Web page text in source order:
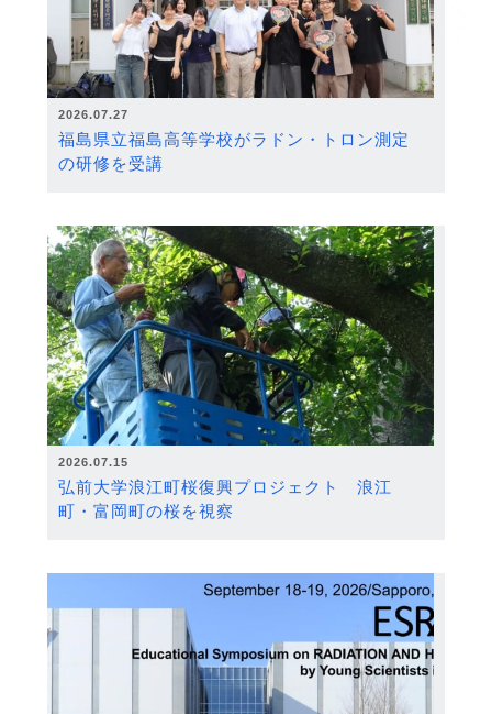
2026.07.27
福島県立福島高等学校がラドン・トロン測定
の研修を受講
2026.07.15
弘前大学浪江町桜復興プロジェクト 浪江
町・富岡町の桜を視察